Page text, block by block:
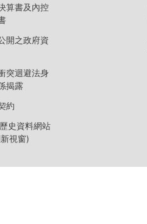
算書及內控
開之政府資
突迴避法身
揭露
約
史資料網站
視窗)